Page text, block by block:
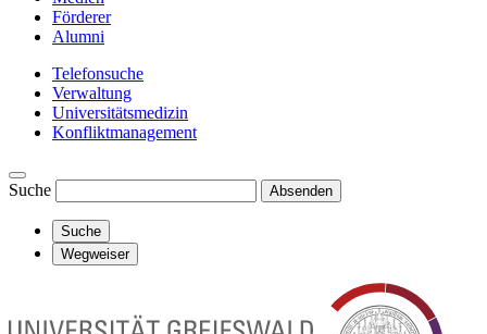
Förderer
Alumni
Telefonsuche
Verwaltung
Universitätsmedizin
Konfliktmanagement
Suche Absenden
Suche
Wegweiser